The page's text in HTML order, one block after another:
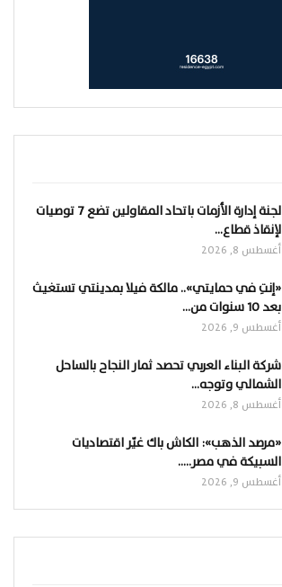
لجنة إدارة الأزمات باتحاد المقاولين تضع 7 توصيات
لإنقاذ قطاع…
أغسطس 8, 2026
«إنتِ في حمايتي».. مالكة فيلا بمدينتي تستغيث
بعد 10 سنوات من…
أغسطس 9, 2026
شركة البناء العربي تحصد ثمار النجاح بالساحل
الشمالي وتوجه…
أغسطس 8, 2026
«مرصد الذهب»: الكاش باك غيّر اقتصاديات
السبيكة في مصر..…
أغسطس 9, 2026